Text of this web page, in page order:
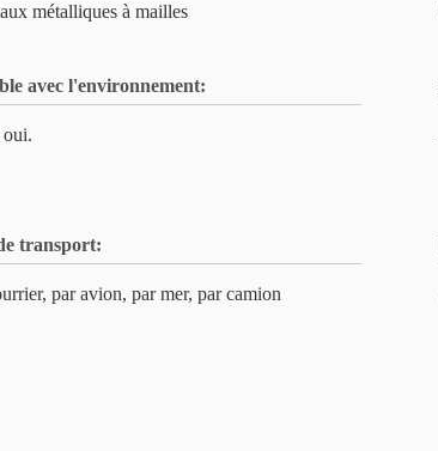
métalliques à mailles
avec l'environnement:
transport:
par avion, par mer, par camion